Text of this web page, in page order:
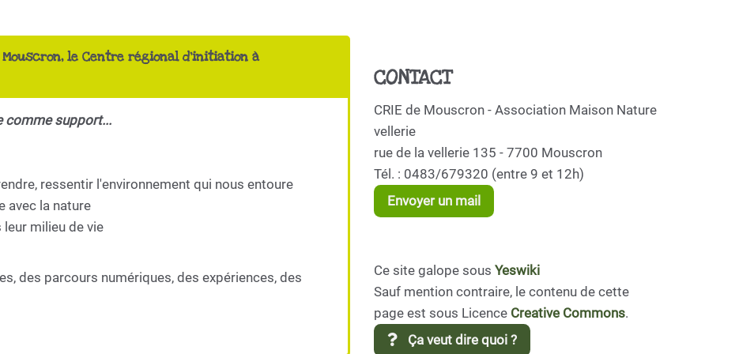
le Centre régional d'initiation à
comme support...
ressentir l'environnement qui nous entoure
avec la nature
milieu de vie
des parcours numériques, des expériences, des
CONTACT
CRIE de Mouscron - Association Maison Nature
vellerie
rue de la vellerie 135 - 7700 Mouscron
Tél. : 0483/679320 (entre 9 et 12h)
Envoyer un mail
Ce site galope sous Yeswiki
Sauf mention contraire, le contenu de cette
page est sous Licence Creative Commons.
Ça veut dire quoi ?